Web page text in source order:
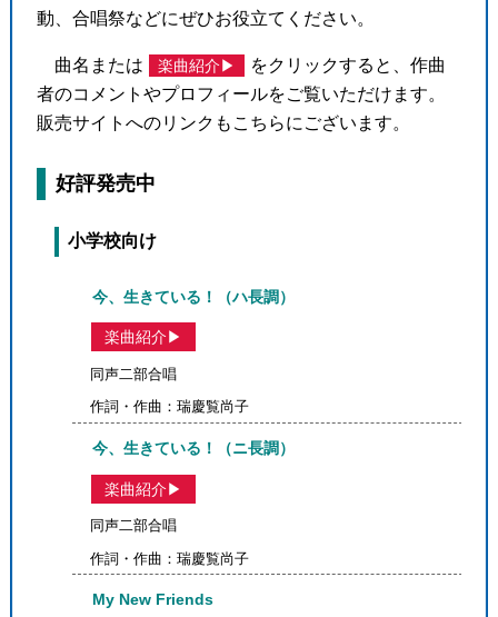
● 免責事項
動、合唱祭などにぜひお役立てください。
曲名または 楽曲紹介▶
をクリックすると、作曲
者のコメントやプロフィールをご覧いただけます。
販売サイトへのリンクもこちらにございます。
好評発売中
小学校向け
今、生きている！（ハ長調）
楽曲紹介▶
同声二部合唱
作詞・作曲：瑞慶覧尚子
今、生きている！（ニ長調）
楽曲紹介▶
同声二部合唱
作詞・作曲：瑞慶覧尚子
My New Friends